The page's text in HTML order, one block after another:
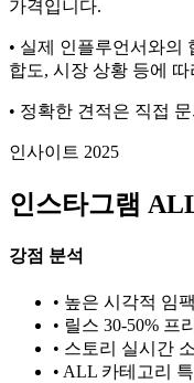
가격입니다.
• 실제 인플루언서와의
합도, 시장 상황 등에
• 정확한 견적은 직접
인사이트 2025
인스타그램
강점 분석
• 높은 시각적 임
• 릴스 30-50% 프
• 스토리 실시간
• ALL 카테고리